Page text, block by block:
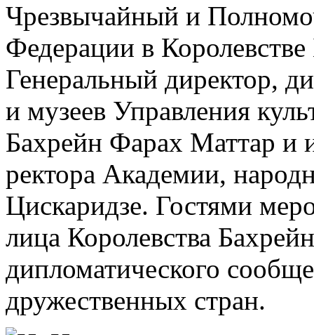
Чрезвычайный и
Федерации в
Генеральный директор,
и музеев Управления
Бахрейн Фарах Маттар и
ректора Академии,
Цискаридзе. Гостями
лица Королевства
дипломатического
дружественных стран.